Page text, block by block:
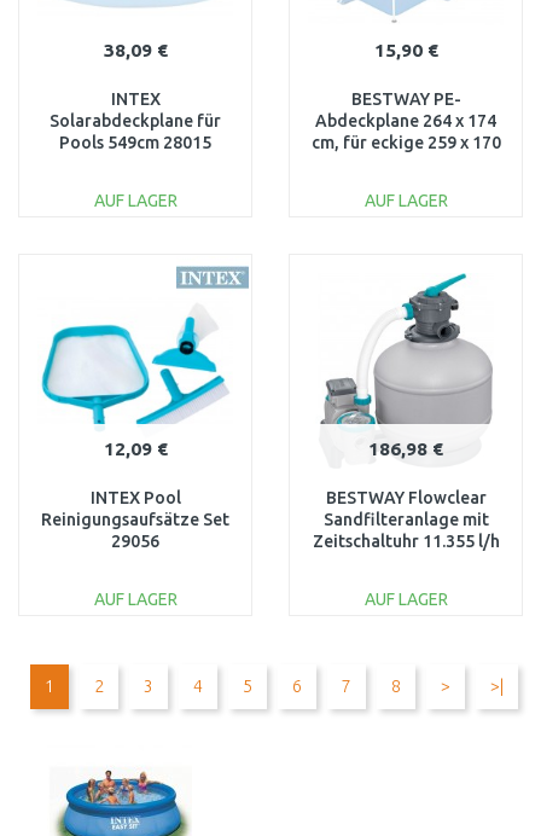
38,09 €
INTEX
Solarabdeckplane für
Pools 549cm 28015
AUF LAGER
15,90 €
BESTWAY PE-
Abdeckplane 264 x 174
cm, für eckige 259 x 170
AUF LAGER
Vergleichen
12,09 €
INTEX Pool
Reinigungsaufsätze Set
29056
AUF LAGER
186,98 €
BESTWAY Flowclear
Sandfilteranlage mit
Zeitschaltuhr 11.355 l/h
AUF LAGER
1 2 3 4 5 6 7 8 > >|